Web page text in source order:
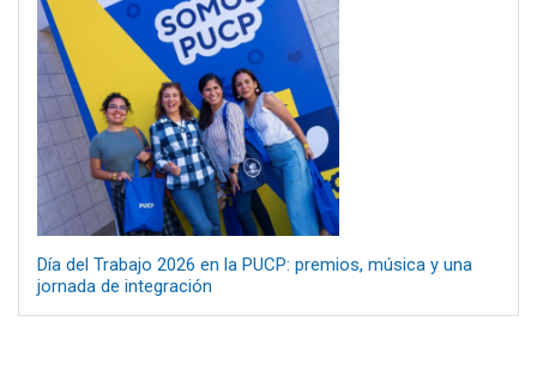
Día del Trabajo 2026 en la PUCP: premios, música y una
jornada de integración